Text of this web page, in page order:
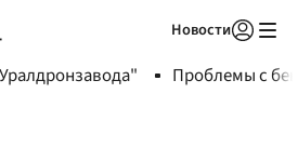
Новости
Проблемы с